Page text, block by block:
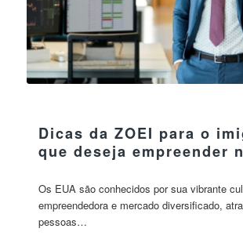
Dicas da ZOEI para o
que deseja empreender
Os EUA são conhecidos por sua vibrante
empreendedora e mercado diversificado,
pessoas…